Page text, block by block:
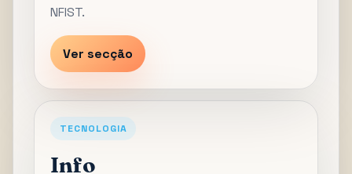
NFIST.
Ver secção
TECNOLOGIA
Info